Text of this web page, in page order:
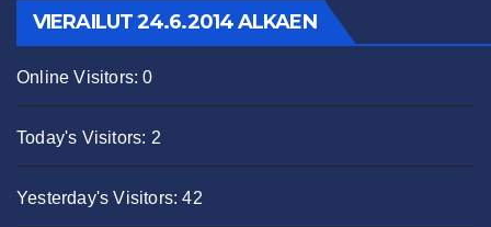
VIERAILUT 24.6.2014 ALKAEN
Online Visitors:0
Today's Visitors: 2
Yesterday's Visitors:42